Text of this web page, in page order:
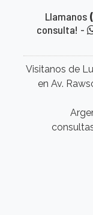
Llamanos
consulta! -
Visitanos de
en Av.